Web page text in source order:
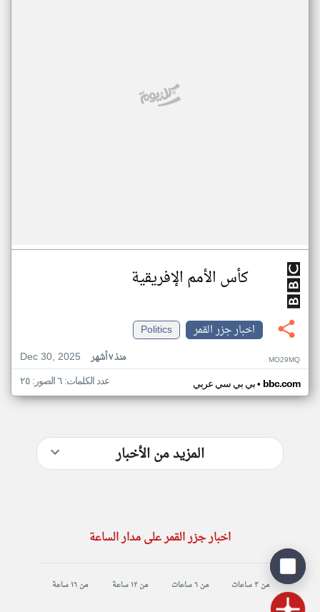
كأس الأمم الإفريقية
اخبار جزر القمر
Politics
Dec 30, 2025
منذ ٧ أشهر MO29MQ
بي بي سي عربي• bbc.com عدد الكلمات: ٦ الصور: ٢٥
المزيد من الأخبار
اخبار جزر القمر على مدار الساعة
من ٣ ساعات من ٦ ساعات من ١٢ ساعة من ١٦ ساعة